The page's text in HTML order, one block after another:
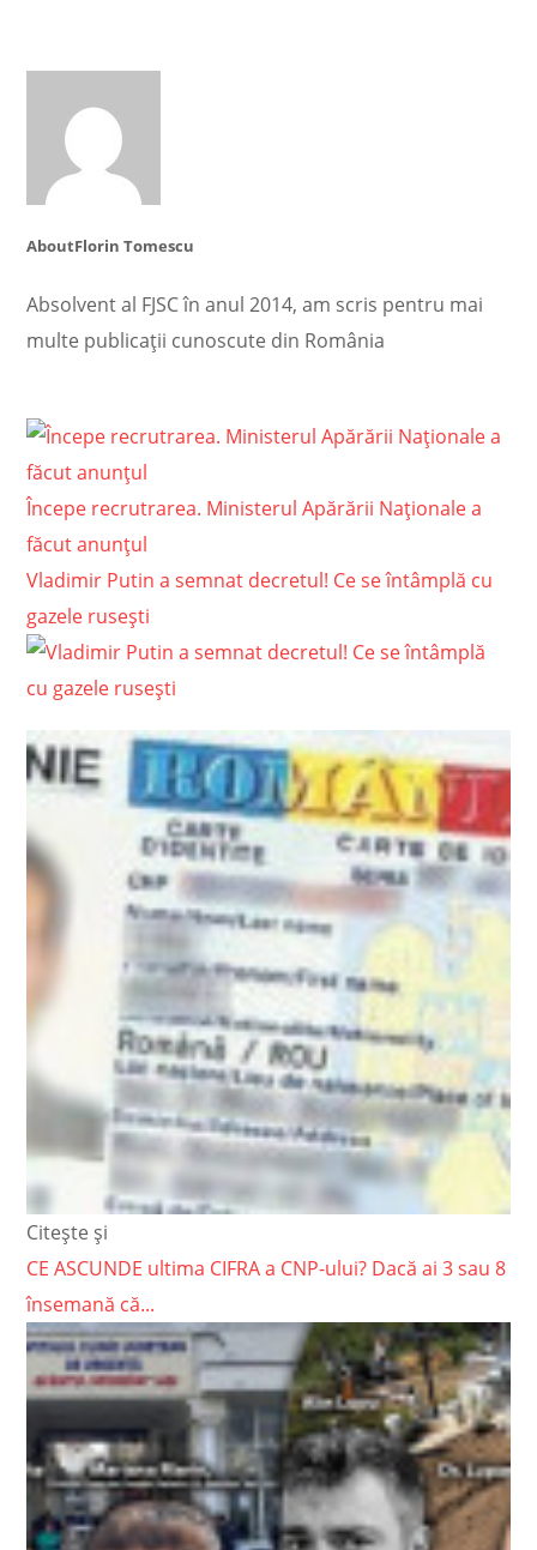
AboutFlorin Tomescu
Absolvent al FJSC în anul 2014, am scris pentru mai
multe publicații cunoscute din România
Începe recrutrarea. Ministerul Apărării Naționale a
făcut anunțul
Vladimir Putin a semnat decretul! Ce se întâmplă cu
gazele rusești
Citește și
CE ASCUNDE ultima CIFRA a CNP-ului? Dacă ai 3 sau 8
însemană că...